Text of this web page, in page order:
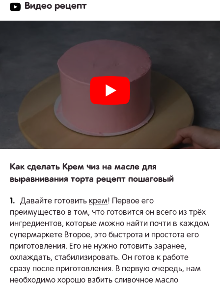
Видео рецепт
Как сделать Крем чиз на масле для
выравнивания торта рецепт пошаговый
1. Давайте готовить крем! Первое его
преимущество в том, что готовится он всего из трёх
ингредиентов, которые можно найти почти в каждом
супермаркете Второе, это быстрота и простота его
приготовления. Его не нужно готовить заранее,
охлаждать, стабилизировать. Он готов к работе
сразу после приготовления. В первую очередь, нам
необходимо хорошо взбить сливочное масло